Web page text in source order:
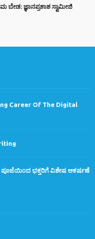
ಬೇಡ: ಜ್ಞಾನಪ್ರಕಾಶ ಸ್ವಾಮೀಜಿ
Career Of The Digital
ಪೂಜೆಯಿಂದ ಭಕ್ತರಿಗೆ ವಿಶೇಷ ಆಕರ್ಷಣೆ